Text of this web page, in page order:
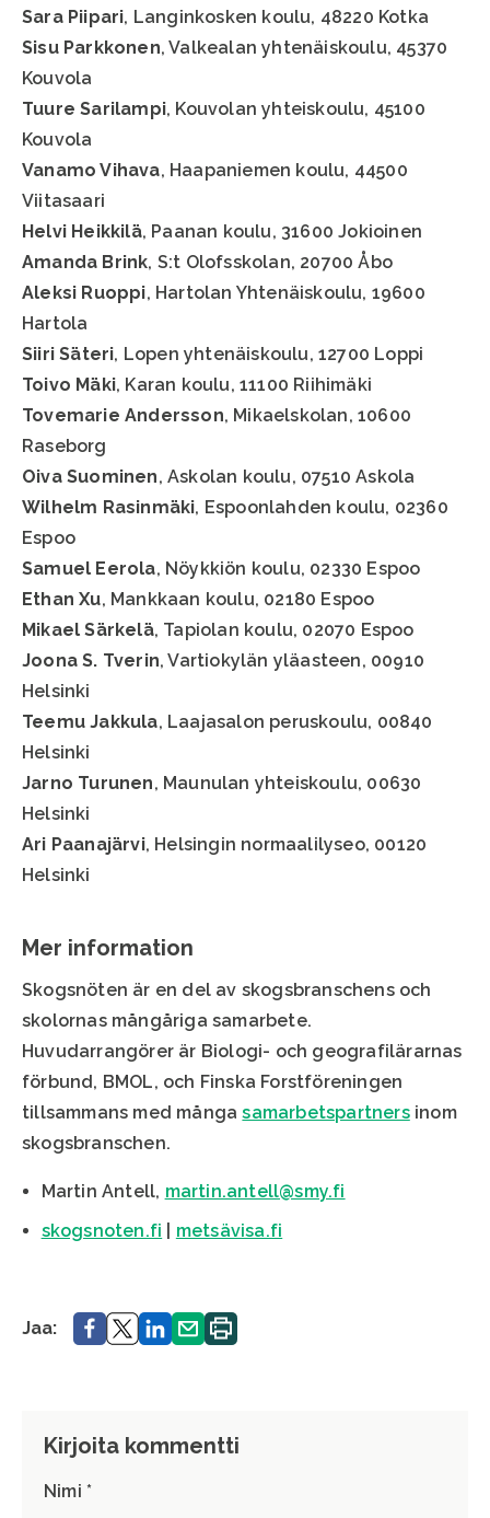
Sara Piipari, Langinkosken koulu, 48220 Kotka
Sisu Parkkonen, Valkealan yhtenäiskoulu, 45370
Kouvola
Tuure Sarilampi, Kouvolan yhteiskoulu, 45100
Kouvola
Vanamo Vihava, Haapaniemen koulu, 44500
Viitasaari
Helvi Heikkilä, Paanan koulu, 31600 Jokioinen
Amanda Brink, S:t Olofsskolan, 20700 Åbo
Aleksi Ruoppi, Hartolan Yhtenäiskoulu, 19600
Hartola
Siiri Säteri, Lopen yhtenäiskoulu, 12700 Loppi
Toivo Mäki, Karan koulu, 11100 Riihimäki
Tovemarie Andersson, Mikaelskolan, 10600
Raseborg
Oiva Suominen, Askolan koulu, 07510 Askola
Wilhelm Rasinmäki, Espoonlahden koulu, 02360
Espoo
Samuel Eerola, Nöykkiön koulu, 02330 Espoo
Ethan Xu, Mankkaan koulu, 02180 Espoo
Mikael Särkelä, Tapiolan koulu, 02070 Espoo
Joona S. Tverin, Vartiokylän yläasteen, 00910
Helsinki
Teemu Jakkula, Laajasalon peruskoulu, 00840
Helsinki
Jarno Turunen, Maunulan yhteiskoulu, 00630
Helsinki
Ari Paanajärvi, Helsingin normaalilyseo, 00120
Helsinki
Mer information
Skogsnöten är en del av skogsbranschens och
skolornas mångåriga samarbete.
Huvudarrangörer är Biologi- och geografilärarnas
förbund, BMOL, och Finska Forstföreningen
tillsammans med mångasamarbetspartnersinom
skogsbranschen.
Martin Antell, martin.antell@smy.fi
skogsnoten.fi
metsävisa.fi
Jaa: Jaa. Jaa.Jaa. Jaa. Printa.
Kirjoita kommentti
Nimi *